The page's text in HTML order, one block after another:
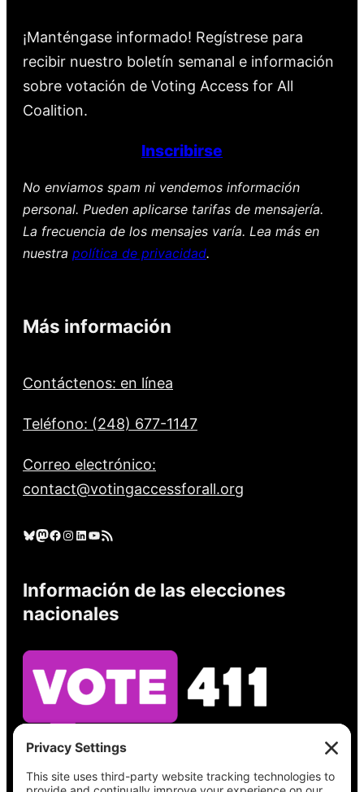
¡Manténgase informado! Regístrese para
recibir nuestro boletín semanal e información
sobre votación de Voting Access for All
Coalition.
Inscribirse
No enviamos spam ni vendemos información
personal. Pueden aplicarse tarifas de mensajería.
La frecuencia de los mensajes varía. Lea más en
nuestra política de privacidad.
Más información
Contáctenos: en línea
Teléfono: (248) 677-1147
Correo electrónico:
contact@votingaccessforall.org
Cielo azul Mastodonte Facebook Instagram LinkedIn YouTube Feed RSS
Información de las elecciones
nacionales
Vea lo que hay en su boleta, encuentre su